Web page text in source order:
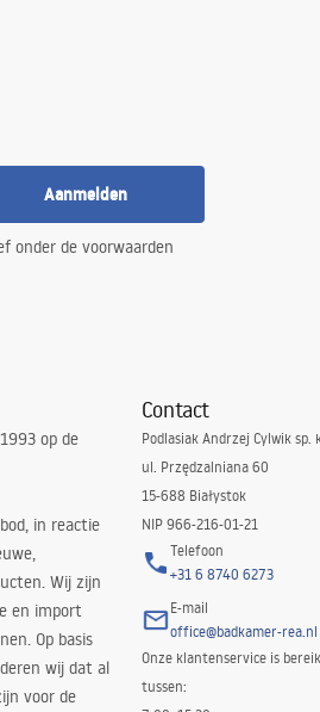
Aanmelden
onder de voorwaarden
op de
in reactie
Wij zijn
en import
Op basis
wij dat al
voor de
Contact
Podlasiak Andrzej Cylwik sp.
ul. Przędzalniana 60
15-688 Białystok
NIP 966-216-01-21
Telefoon
+31 6 8740 6273
E-mail
office@badkamer-rea.nl
Onze klantenservice is
tussen: